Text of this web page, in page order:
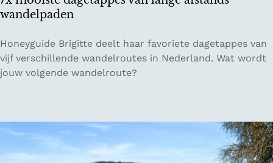
n
c
o
h
n
e
n
t
e
d
t
wandelpaden
7
x
m
Honeyguide Brigitte deelt haar favoriete dagetappes van
vijf verschillende wandelroutes in Nederland. Wat wordt
jouw volgende wandelroute?